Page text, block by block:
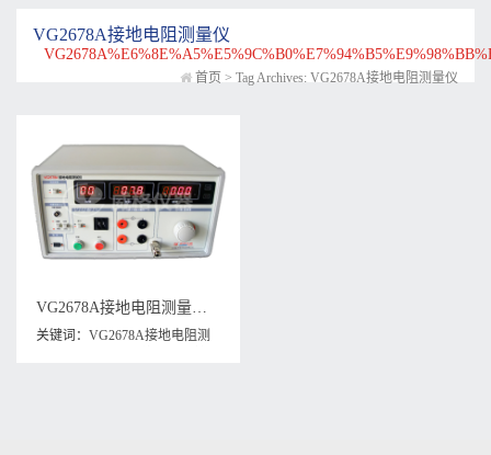
VG2678A接地电阻测量仪
首页 > Tag Archives: VG2678A接地电阻测量仪
VG2678A接地电阻测量仪 电阻测试仪 绝缘电阻检测仪 现货充足
关键词： VG2678A接地电阻测